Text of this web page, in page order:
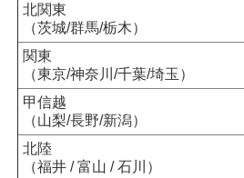
北関東
（茨城/群馬/栃木）
関東
（東京/神奈川/千葉/埼玉）
甲信越
（山梨/長野/新潟）
北陸
（福井 / 富山 / 石川）